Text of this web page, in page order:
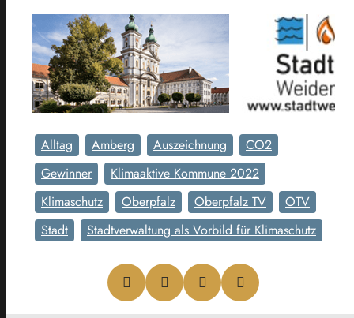
Alltag Amberg Auszeichnung
CO2
Gewinner
Klimaaktive Kommune 2022
Klimaschutz
Oberpfalz Oberpfalz TV
OTV
Stadt
Stadtverwaltung als Vorbild für Klimaschutz